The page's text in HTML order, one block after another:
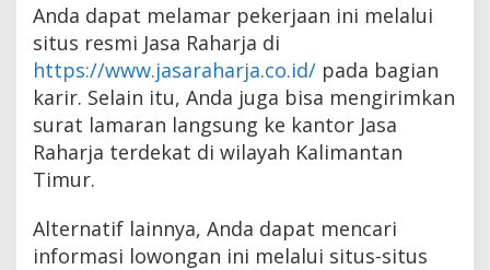
Anda dapat melamar pekerjaan ini melalui
situs resmi Jasa Raharja di
https://www.jasaraharja.co.id/ pada bagian
karir. Selain itu, Anda juga bisa mengirimkan
surat lamaran langsung ke kantor Jasa
Raharja terdekat di wilayah Kalimantan
Timur.
Alternatif lainnya, Anda dapat mencari
informasi lowongan ini melalui situs-situs